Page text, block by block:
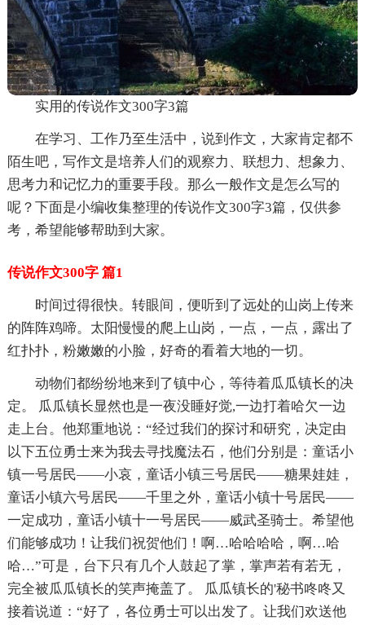
实用的传说作文300字3篇
在学习、工作乃至生活中，说到作文，大家肯定都不
陌生吧，写作文是培养人们的观察力、联想力、想象力、
思考力和记忆力的重要手段。那么一般作文是怎么写的
呢？下面是小编收集整理的传说作文300字3篇，仅供参
考，希望能够帮助到大家。
传说作文300字 篇1
时间过得很快。转眼间，便听到了远处的山岗上传来
的阵阵鸡啼。太阳慢慢的爬上山岗，一点，一点，露出了
红扑扑，粉嫩嫩的小脸，好奇的看着大地的一切。
动物们都纷纷地来到了镇中心，等待着瓜瓜镇长的决
定。 瓜瓜镇长显然也是一夜没睡好觉,一边打着哈欠一边
走上台。他郑重地说：“经过我们的探讨和研究，决定由
以下五位勇士来为我去寻找魔法石，他们分别是：童话小
镇一号居民——小哀，童话小镇三号居民——糖果娃娃，
童话小镇六号居民——千里之外，童话小镇十号居民——
一定成功，童话小镇十一号居民——威武圣骑士。希望他
们能够成功！让我们祝贺他们！啊…哈哈哈哈，啊…哈
哈…”可是，台下只有几个人鼓起了掌，掌声若有若无，
完全被瓜瓜镇长的笑声掩盖了。 瓜瓜镇长的'秘书咚咚又
接着说道：“好了，各位勇士可以出发了。让我们欢送他